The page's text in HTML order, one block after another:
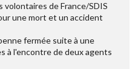
volontaires de France/SDIS
une mort et un accident
fermée suite à une
à l'encontre de deux agents